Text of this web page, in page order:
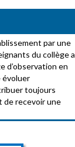
par une
du collège a
d’observation en
évoluer
toujours
de recevoir une